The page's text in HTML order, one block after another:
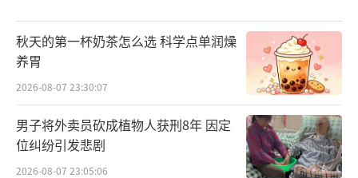
秋天的第一杯奶茶怎么选 科学点单润燥
养胃
2026-08-07 23:30:07
男子将外卖员砍成植物人获刑8年 因定
位纠纷引发悲剧
2026-08-07 23:05:06